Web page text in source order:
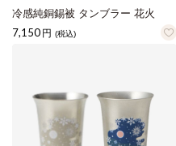
冷感純銅錫被 タンブラー 花火
7,150 円 (税込)